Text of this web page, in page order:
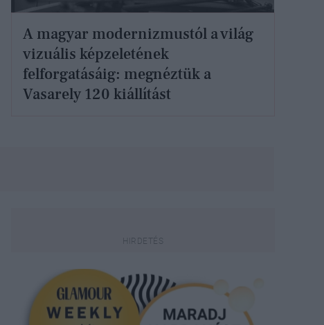
A magyar modernizmustól a világ
vizuális képzeletének
felforgatásáig: megnéztük a
Vasarely 120 kiállítást